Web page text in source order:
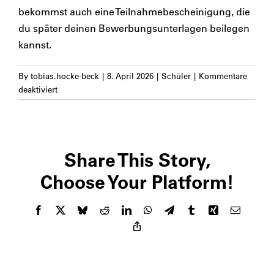
bekommst auch eine Teilnahmebescheinigung, die
du später deinen Bewerbungsunterlagen beilegen
kannst.
By tobias.hocke-beck | 8. April 2026 | Schüler | Kommentare
deaktiviertfür
Warum
der
Aktion
BetriebsFerien
Share This Story,
Choose Your Platform!
Facebook BlueskyRedditLinkedInWhatsApp
TelegramTumblrXing Email